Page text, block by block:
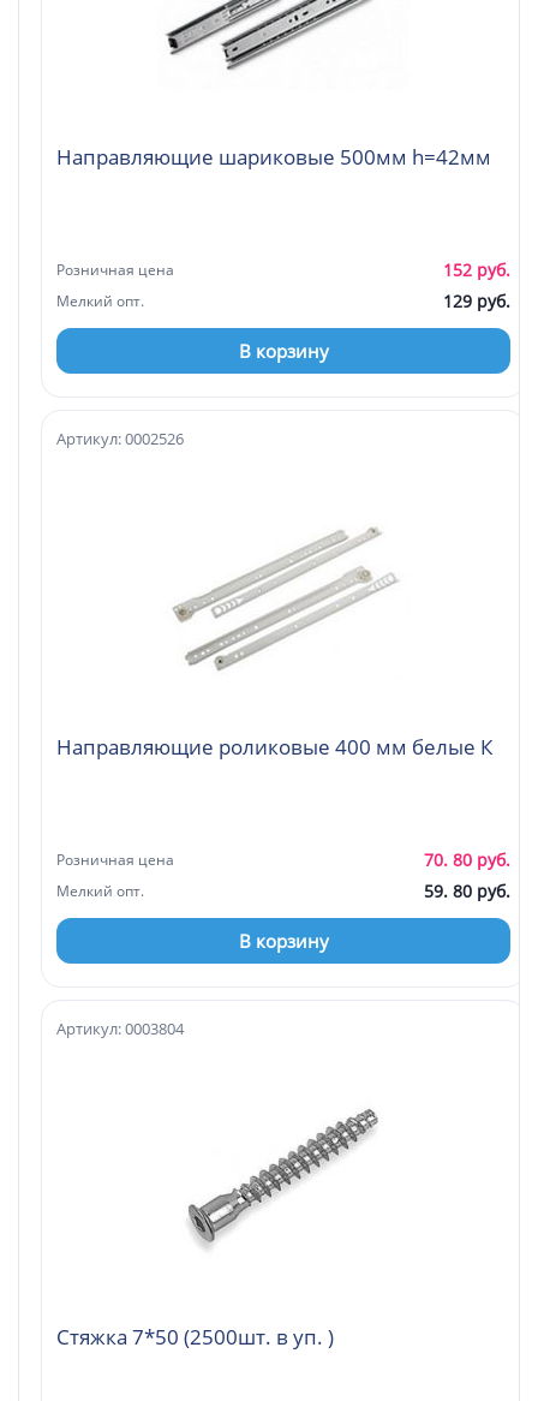
Направляющие шариковые 500мм h=42мм
Розничная цена 152 руб.
Мелкий опт. 129 руб.
В корзину
Направляющие роликовые 400 мм белые К
Артикул: 0002526
Розничная цена 70. 80 руб.
Мелкий опт. 59. 80 руб.
В корзину
Стяжка 7*50 (2500шт. в уп. )
Артикул: 0003804